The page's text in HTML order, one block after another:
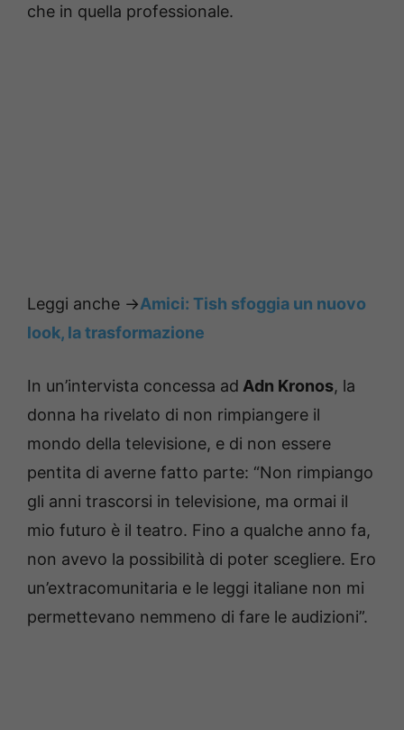
che in quella professionale.
Leggi anche ->Amici: Tish sfoggia un nuovo
look, la trasformazione
In un’intervista concessa ad Adn Kronos, la
donna ha rivelato di non rimpiangere il
mondo della televisione, e di non essere
pentita di averne fatto parte: “Non rimpiango
gli anni trascorsi in televisione, ma ormai il
mio futuro è il teatro. Fino a qualche anno fa,
non avevo la possibilità di poter scegliere. Ero
un’extracomunitaria e le leggi italiane non mi
permettevano nemmeno di fare le audizioni”.